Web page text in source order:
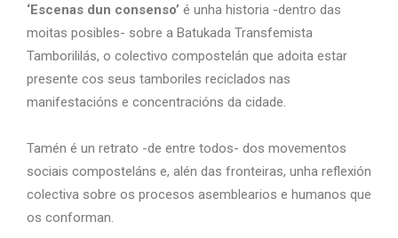
‘Escenas dun consenso’ é unha historia -dentro das
moitas posibles- sobre a Batukada Transfemista
Tamborililás, o colectivo compostelán que adoita estar
presente cos seus tamboriles reciclados nas
manifestacións e concentracións da cidade.
Tamén é un retrato -de entre todos- dos movementos
sociais composteláns e, alén das fronteiras, unha reflexión
colectiva sobre os procesos asemblearios e humanos que
os conforman.